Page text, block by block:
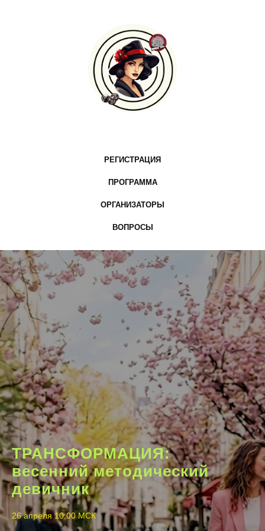
РЕГИСТРАЦИЯ
ПРОГРАММА
ОРГАНИЗАТОРЫ
ВОПРОСЫ
ТРАНСФОРМАЦИЯ:
весенний методический
девичник
26 апреля 10:00 МСК